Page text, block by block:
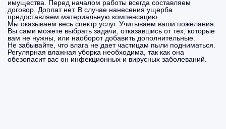
имущества. Перед началом работы всегда составляем
договор. Доплат нет. В случае нанесения ущерба
предоставляем материальную компенсацию.
Мы оказываем весь спектр услуг. Учитываем ваши пожелания.
Вы сами можете выбрать задачи, отказавшись от тех, которые
вам не нужны, или наоборот добавить дополнительные.
Не забывайте, что влага не дает частицам пыли подниматься.
Регулярная влажная уборка необходима, так как она
обезопасит вас он инфекционных и вирусных заболеваний.